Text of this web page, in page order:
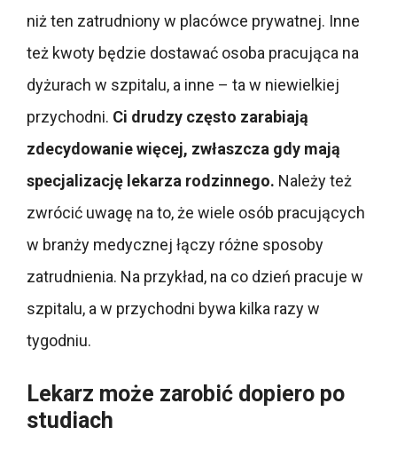
niż ten zatrudniony w placówce prywatnej. Inne
też kwoty będzie dostawać osoba pracująca na
dyżurach w szpitalu, a inne – ta w niewielkiej
przychodni. Ci drudzy często zarabiają
zdecydowanie więcej, zwłaszcza gdy mają
specjalizację lekarza rodzinnego. Należy też
zwrócić uwagę na to, że wiele osób pracujących
w branży medycznej łączy różne sposoby
zatrudnienia. Na przykład, na co dzień pracuje w
szpitalu, a w przychodni bywa kilka razy w
tygodniu.
Lekarz może zarobić dopiero po
studiach